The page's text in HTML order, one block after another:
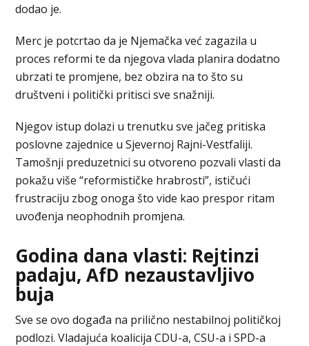
dodao je.
Merc je potcrtao da je Njemačka već zagazila u
proces reformi te da njegova vlada planira dodatno
ubrzati te promjene, bez obzira na to što su
društveni i politički pritisci sve snažniji.
Njegov istup dolazi u trenutku sve jačeg pritiska
poslovne zajednice u Sjevernoj Rajni-Vestfaliji.
Tamošnji preduzetnici su otvoreno pozvali vlasti da
pokažu više “reformističke hrabrosti”, ističući
frustraciju zbog onoga što vide kao prespor ritam
uvođenja neophodnih promjena.
Godina dana vlasti: Rejtinzi
padaju, AfD nezaustavljivo
buja
Sve se ovo događa na prilično nestabilnoj političkoj
podlozi. Vladajuća koalicija CDU-a, CSU-a i SPD-a